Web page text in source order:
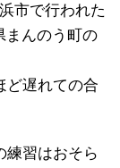
市で行われた
まんのう町の
ど遅れての合
練習はおそら